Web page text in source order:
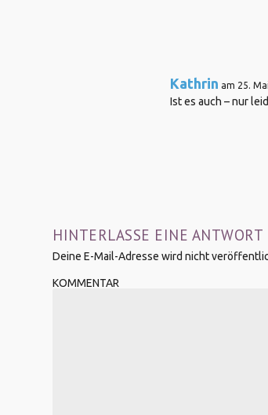
Kathrin am 25.
Ist es auch – nur
HINTERLASSE EINE ANTWORT
Deine E-Mail-Adresse wird nicht
KOMMENTAR